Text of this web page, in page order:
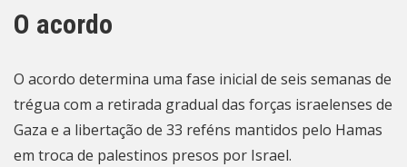
O acordo
O acordo determina uma fase inicial de seis semanas de
trégua com a retirada gradual das forças israelenses de
Gaza e a libertação de 33 reféns mantidos pelo Hamas
em troca de palestinos presos por Israel.